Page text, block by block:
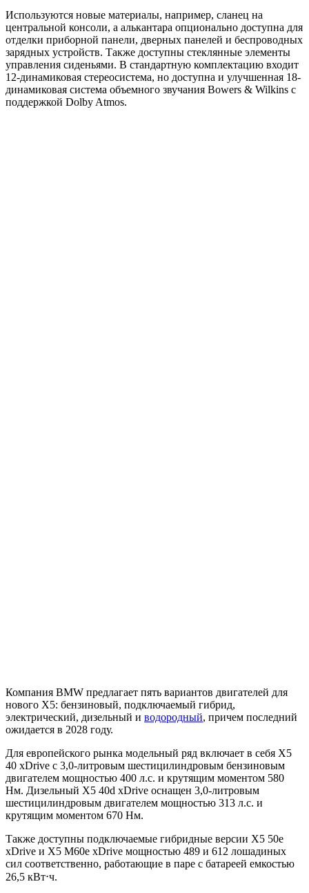
Используются новые материалы, например, сланец на
центральной консоли, а алькантара опционально доступна для
отделки приборной панели, дверных панелей и беспроводных
зарядных устройств. Также доступны стеклянные элементы
управления сиденьями. В стандартную комплектацию входит
12-динамиковая стереосистема, но доступна и улучшенная 18-
динамиковая система объемного звучания Bowers & Wilkins с
поддержкой Dolby Atmos.
Компания BMW предлагает пять вариантов двигателей для
нового X5: бензиновый, подключаемый гибрид,
электрический, дизельный и водородный, причем последний
ожидается в 2028 году.
Для европейского рынка модельный ряд включает в себя X5
40 xDrive с 3,0-литровым шестицилиндровым бензиновым
двигателем мощностью 400 л.с. и крутящим моментом 580
Нм. Дизельный X5 40d xDrive оснащен 3,0-литровым
шестицилиндровым двигателем мощностью 313 л.с. и
крутящим моментом 670 Нм.
Также доступны подключаемые гибридные версии X5 50e
xDrive и X5 M60e xDrive мощностью 489 и 612 лошадиных
сил соответственно, работающие в паре с батареей емкостью
26,5 кВт⋅ч.